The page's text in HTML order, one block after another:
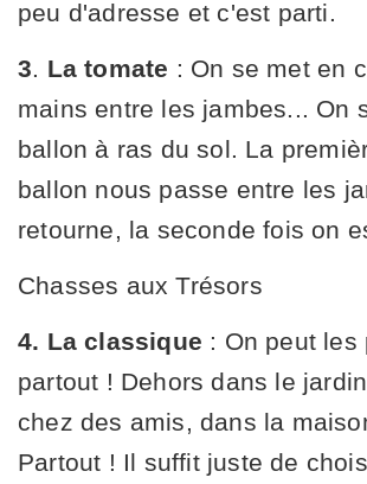
peu d'adresse et c'est parti.
3 La tomate : On se met en
mains entre les jambes... On
ballon à ras du sol. La
ballon nous passe entre les
retourne, la seconde fois on
Chasses aux Trésors
4. La classique : On peut les
partout ! Dehors dans le
chez des amis, dans la
Partout ! Il suffit juste de